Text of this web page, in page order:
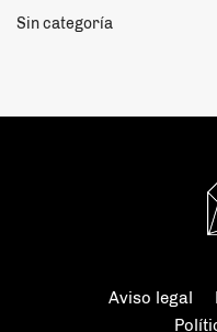
Sin categoría
Aviso legal